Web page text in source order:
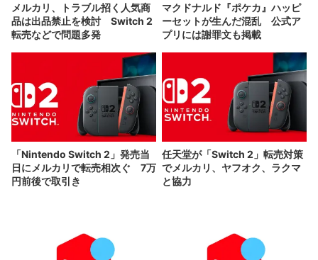
メルカリ、トラブル招く人気商
品は出品禁止を検討 Switch 2
転売などで問題多発
マクドナルド『ポケカ』ハッピ
ーセットが生んだ混乱 公式ア
プリには謝罪文も掲載
「Nintendo Switch 2」発売当
日にメルカリで転売相次ぐ 7万
円前後で取引き
任天堂が「Switch 2」転売対策
でメルカリ、ヤフオク、ラクマ
と協力